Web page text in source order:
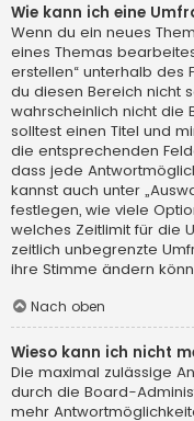
Wie kann ich eine
Wenn du ein neues
eines Themas
erstellen“ unterhalb des
du diesen Bereich nicht
wahrscheinlich nicht die
solltest einen Titel und
die entsprechenden
dass jede
kannst auch unter
festlegen, wie viele
welches Zeitlimit für die
zeitlich unbegrenzte
ihre Stimme ändern
Nach oben
Wieso kann ich nicht
Die maximal zulässige
durch die Board-
mehr